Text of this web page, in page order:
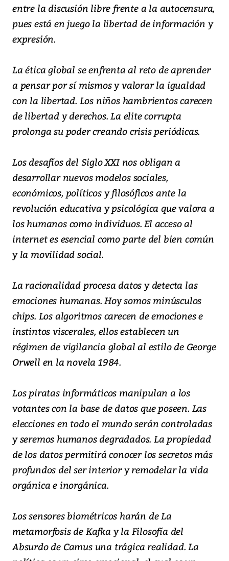
entre la discusión libre frente a la autocensura,
pues está en juego la libertad de información y
expresión.
La ética global se enfrenta al reto de aprender
a pensar por sí mismos y valorar la igualdad
con la libertad. Los niños hambrientos carecen
de libertad y derechos. La elite corrupta
prolonga su poder creando crisis periódicas.
Los desafíos del Siglo XXI nos obligan a
desarrollar nuevos modelos sociales,
económicos, políticos y filosóficos ante la
revolución educativa y psicológica que valora a
los humanos como individuos. El acceso al
internet es esencial como parte del bien común
y la movilidad social.
La racionalidad procesa datos y detecta las
emociones humanas. Hoy somos minúsculos
chips. Los algoritmos carecen de emociones e
instintos viscerales, ellos establecen un
régimen de vigilancia global al estilo de George
Orwell en la novela 1984.
Los piratas informáticos manipulan a los
votantes con la base de datos que poseen. Las
elecciones en todo el mundo serán controladas
y seremos humanos degradados. La propiedad
de los datos permitirá conocer los secretos más
profundos del ser interior y remodelar la vida
orgánica e inorgánica.
Los sensores biométricos harán de La
metamorfosis de Kafka y la Filosofía del
Absurdo de Camus una trágica realidad. La